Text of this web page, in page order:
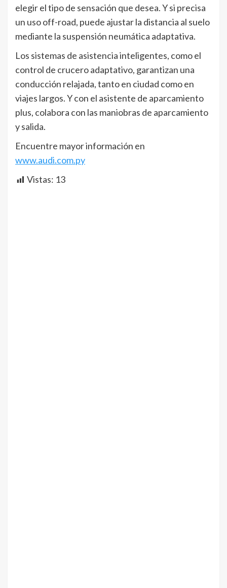
elegir el tipo de sensación que desea. Y si precisa
un uso off-road, puede ajustar la distancia al suelo
mediante la suspensión neumática adaptativa.
Los sistemas de asistencia inteligentes, como el
control de crucero adaptativo, garantizan una
conducción relajada, tanto en ciudad como en
viajes largos. Y con el asistente de aparcamiento
plus, colabora con las maniobras de aparcamiento
y salida.
Encuentre mayor información en
www.audi.com.py
Vistas: 13